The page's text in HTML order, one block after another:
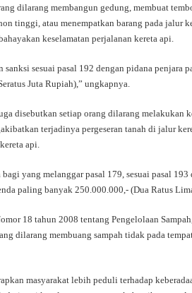
dilarang membangun gedung, membuat
tinggi, atau menempatkan barang pada jalur
keselamatan perjalanan kereta api.
sanksi sesuai pasal 192 dengan pidana penjara
Juta Rupiah),” ungkapnya.
disebutkan setiap orang dilarang melakukan
terjadinya pergeseran tanah di jalur
api.
yang melanggar pasal 179, sesuai pasal
paling banyak 250.000.000,- (Dua Ratus
18 tahun 2008 tentang Pengelolaan
dilarang membuang sampah tidak pada
masyarakat lebih peduli terhadap